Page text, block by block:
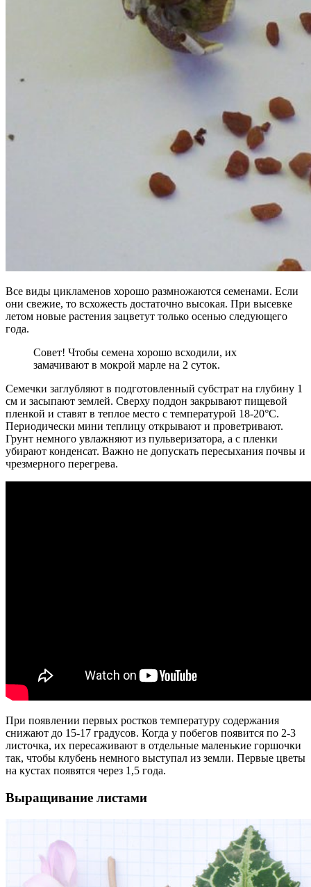
Все виды цикламенов хорошо размножаются семенами. Если
они свежие, то всхожесть достаточно высокая. При высевке
летом новые растения зацветут только осенью следующего
года.
Совет! Чтобы семена хорошо всходили, их
замачивают в мокрой марле на 2 суток.
Семечки заглубляют в подготовленный субстрат на глубину 1
см и засыпают землей. Сверху поддон закрывают пищевой
пленкой и ставят в теплое место с температурой 18-20°С.
Периодически мини теплицу открывают и проветривают.
Грунт немного увлажняют из пульверизатора, а с пленки
убирают конденсат. Важно не допускать пересыхания почвы и
чрезмерного перегрева.
При появлении первых ростков температуру содержания
снижают до 15-17 градусов. Когда у побегов появится по 2-3
листочка, их пересаживают в отдельные маленькие горшочки
так, чтобы клубень немного выступал из земли. Первые цветы
на кустах появятся через 1,5 года.
Выращивание листами